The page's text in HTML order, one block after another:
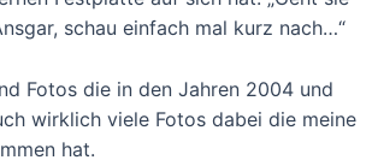
schau einfach mal kurz nach…“
Fotos die in den Jahren 2004 und
wirklich viele Fotos dabei die meine
hat.